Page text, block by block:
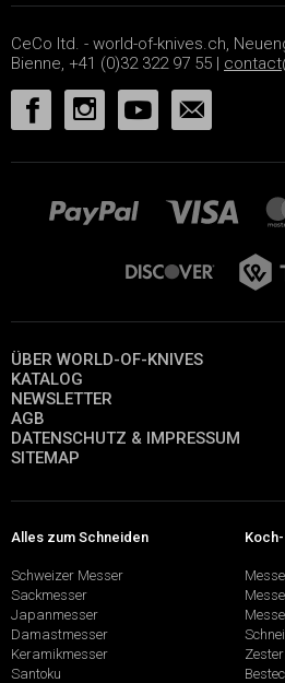
CeCo ltd. - world-of-knives.ch,
Bienne, +41 (0)32 322 97 55 |
ÜBER WORLD-OF-KNIVES
KATALOG
NEWSLETTER
AGB
DATENSCHUTZ & IMPRESSUM
SITEMAP
Alles zum Schneiden
Schweizer Messer
Sackmesser
Japanmesser
Damastmesser
Keramikmesser
Santoku
Zester